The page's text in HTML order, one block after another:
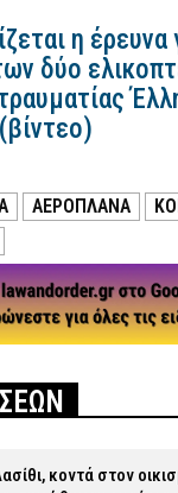
η έρευνα
δύο
ΑΕΡΟΠΛΑΝΑ
κοντά στον